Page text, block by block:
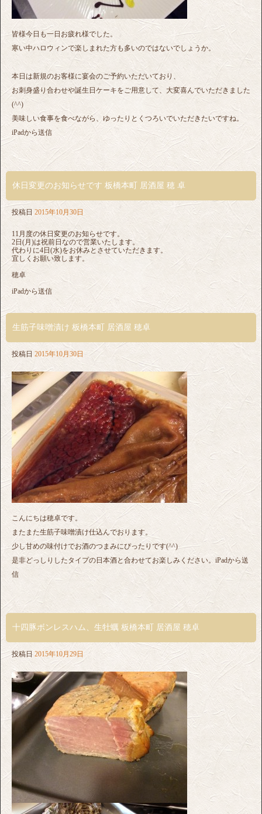
皆様今日も一日お疲れ様でした。
寒い中ハロウィンで楽しまれた方も多いのではないでしょうか。
本日は新規のお客様に宴会のご予約いただいており、
お刺身盛り合わせや誕生日ケーキをご用意して、大変喜んでいただきました
(^^)
美味しい食事を食べながら、ゆったりとくつろいでいただきたいですね。
iPadから送信
休日変更のお知らせです 板橋本町 居酒屋 穂 卓
投稿日 2015年10月30日
11月度の休日変更のお知らせです。
2日(月)は祝前日なので営業いたします。
代わりに4日(水)をお休みとさせていただきます。
宜しくお願い致します。
穂卓
iPadから送信
生筋子味噌漬け 板橋本町 居酒屋 穂卓
投稿日 2015年10月30日
こんにちは穂卓です。
またまた生筋子味噌漬け仕込んでおります。
少し甘めの味付けでお酒のつまみにぴったりです(^^)
是非どっしりしたタイプの日本酒と合わせてお楽しみください。iPadから送
信
十四豚ボンレスハム、生牡蠣 板橋本町 居酒屋 穂卓
投稿日 2015年10月29日